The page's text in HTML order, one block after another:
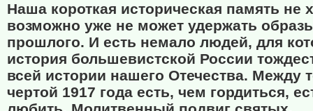
Наша короткая историческая память не
возможно уже не может удержать
прошлого. И есть немало людей, для
история большевистской России
всей истории нашего Отечества. Между
чертой 1917 года есть, чем гордиться,